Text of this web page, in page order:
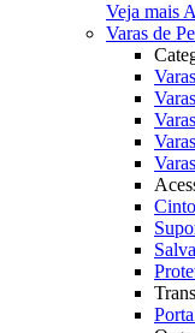
Veja mais
Varas de